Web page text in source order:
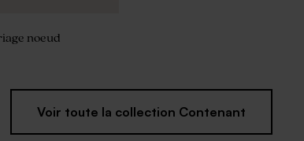
noeud
Voir toute la collection Contenant